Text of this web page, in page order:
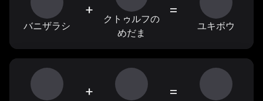
バニザラシ
+
クトゥルフの
めだま
=
ユキボウ
+ =